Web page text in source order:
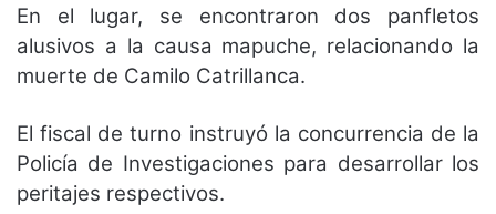
En el lugar, se encontraron dos panfletos
alusivos a la causa mapuche, relacionando la
muerte de Camilo Catrillanca.
El fiscal de turno instruyó la concurrencia de la
Policía de Investigaciones para desarrollar los
peritajes respectivos.